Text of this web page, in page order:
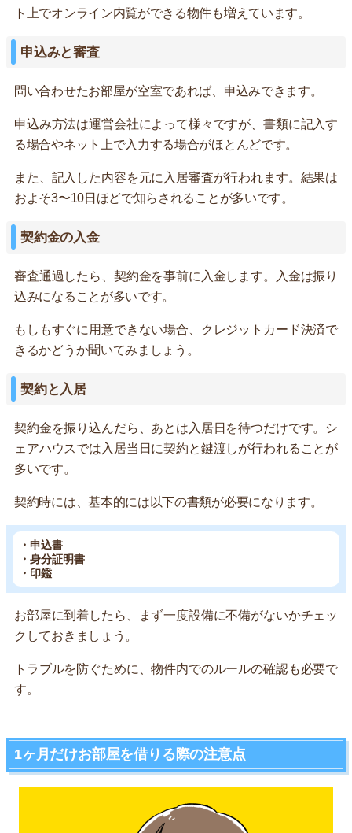
ト上でオンライン内覧ができる物件も増えています。
申込みと審査
問い合わせたお部屋が空室であれば、申込みできます。
申込み方法は運営会社によって様々ですが、書類に記入す
る場合やネット上で入力する場合がほとんどです。
また、記入した内容を元に入居審査が行われます。結果は
およそ3〜10日ほどで知らされることが多いです。
契約金の入金
審査通過したら、契約金を事前に入金します。入金は振り
込みになることが多いです。
もしもすぐに用意できない場合、クレジットカード決済で
きるかどうか聞いてみましょう。
契約と入居
契約金を振り込んだら、あとは入居日を待つだけです。シ
ェアハウスでは入居当日に契約と鍵渡しが行われることが
多いです。
契約時には、基本的には以下の書類が必要になります。
・申込書
・身分証明書
・印鑑
お部屋に到着したら、まず一度設備に不備がないかチェッ
クしておきましょう。
トラブルを防ぐために、物件内でのルールの確認も必要で
す。
1ヶ月だけお部屋を借りる際の注意点